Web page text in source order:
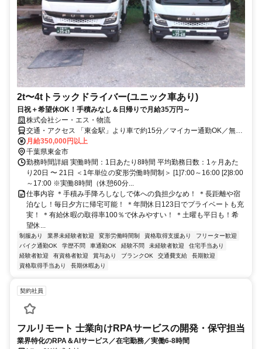
2t〜4tトラックドライバー(ユニック車あり)
日祝＋希望休OK！手積みなし＆日帰りで月給35万円～
株式会社シー・エス・物流
交通・アクセス 「東金駅」より車で約15分／マイカー通勤OK／無料
駐車場完備
月給350,000円以上
千葉県東金市
勤務時間詳細 実働時間：1日あたり8時間 平均勤務日数：1ヶ月あた
り20日 〜 21日 ＜1年単位の変形労働時間制＞ [1]7:00～16:00 [2]8:00
～17:00 ※実働8時間（休憩60分...
仕事内容 ＊手積み手降ろしなしで体への負担少なめ！ ＊長距離や宿
泊なし！毎日夕方に帰宅可能！ ＊年間休日123日でプライベートも充
実！ ＊有給休暇の取得率100％で休みやすい！ ＊土曜も平日も！希
望休...
制服あり 業界未経験者歓迎 変形労働時間制 資格取得支援あり
フリーター歓迎
バイク通勤OK
学歴不問 車通勤OK 経験不問 未経験者歓迎
住宅手当あり
経験者歓迎
有資格者歓迎 賞与あり ブランクOK 交通費支給
長期歓迎
資格取得手当あり
長期休暇あり
契約社員
フルリモート 士業向けRPAサービスの開発・保守担当
業界特化のRPA＆AIサービス／在宅勤務／実働6-8時間